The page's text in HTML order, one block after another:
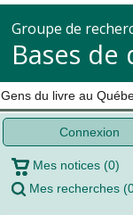
Groupe de
Bases de
Gens du livre au
Connexion
Mes notices (0)
Mes recherches (